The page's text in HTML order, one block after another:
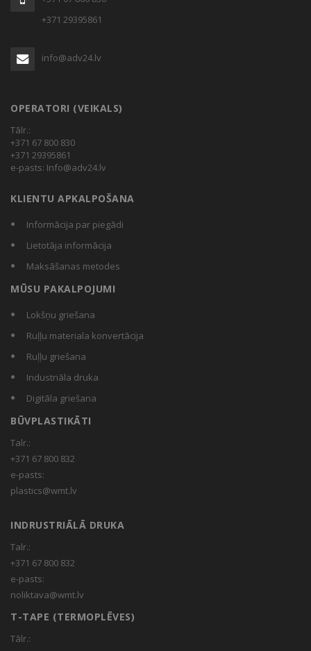
+371 29395861
info@adv24.lv
OPERATORI (VEIKALS)
Tālr.:
+371 67 800 830
+371 29395861
e-pasts: Info@adv24.lv
KLIENTU APKALPOŠANA
Informācija par piegādi
Lietotāja informācija
Maksāšanas metodes
MŪSU PAKALPOJUMI
Lokšņu griešana
Ruļļu materiala konvertācija
Ruļļu griešana
Industriāla druka
Digitāla griešana
BŪVPLASTIKĀTI
Talr.:
+371 67 800 832
e-pasts:
plastics@wmt.lv
INDRUSTRIĀLĀ DRUKA
Talr.:
+371 67 800 832
e-pasts:
noliktava@wmt.lv
T-TAPE (TERMOPLĒVES)
Tālr.: